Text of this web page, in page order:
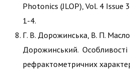
Photonics (JLOP), Vol. 4 Issue
1-4.
Г. В. Дорожинська, В. П.
Дорожинський. Особливості
рефрактометричних